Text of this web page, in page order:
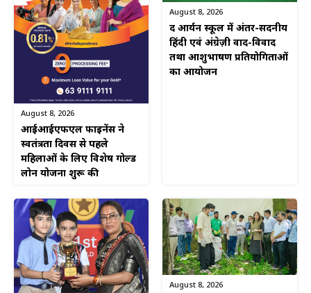
August 8, 2026
आईआईएफएल फाइनेंस ने
स्वतंत्रता दिवस से पहले
महिलाओं के लिए विशेष गोल्ड
लोन योजना शुरू की
August 8, 2026
द आर्यन स्कूल में अंतर-सदनीय
हिंदी एवं अंग्रेज़ी वाद-विवाद
तथा आशुभाषण प्रतियोगिताओं
का आयोजन
August 8, 2026